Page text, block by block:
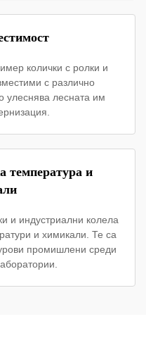
колички с ролки и
с различно
улеснява лесната им
температура и
и индустриални колела
и химикали. Те са
промишлени среди